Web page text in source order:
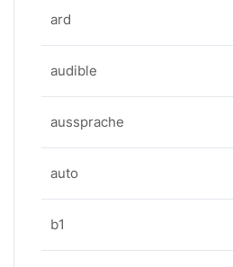
ard
audible
aussprache
auto
b1